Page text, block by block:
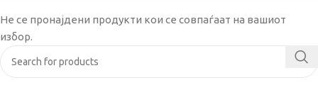
Не се пронајдени продукти кои се совпаѓаат на вашиот
избор.